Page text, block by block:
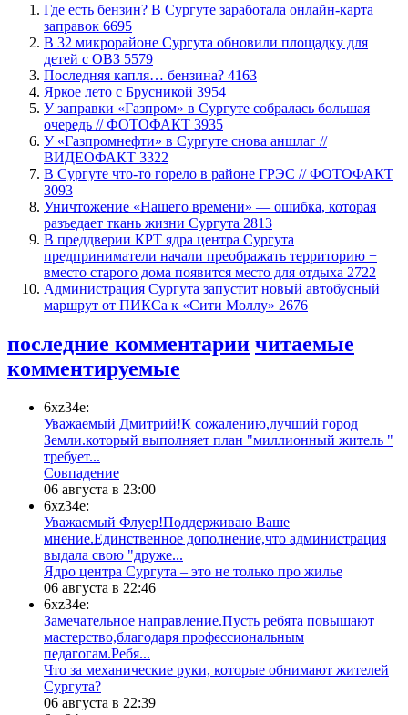
​Где есть бензин? В Сургуте заработала онлайн-карта
заправок 6695
В 32 микрорайоне Сургута обновили площадку для
детей с ОВЗ 5579
​Последняя капля… бензина? 4163
Яркое лето с Брусникой 3954
​У заправки «Газпром» в Сургуте собралась большая
очередь // ФОТОФАКТ 3935
У «Газпромнефти» в Сургуте снова аншлаг //
ВИДЕОФАКТ 3322
​В Сургуте что-то горело в районе ГРЭС // ФОТОФАКТ
3093
​Уничтожение «Нашего времени» — ошибка, которая
разъедает ткань жизни Сургута 2813
​В преддверии КРТ ядра центра Сургута
предприниматели начали преображать территорию −
вместо старого дома появится место для отдыха 2722
​Администрация Сургута запустит новый автобусный
маршрут от ПИКСа к «Сити Моллу» 2676
последние комментарии читаемые
комментируемые
6xz34e:
Уважаемый Дмитрий!К сожалению,лучший город
Земли.который выполняет план "миллионный житель "
требует...
​Совпадение
06 августа в 23:00
6xz34e:
Уважаемый Флуер!Поддерживаю Ваше
мнение.Единственное дополнение,что администрация
выдала свою "друже...
​Ядро центра Сургута ‒ это не только про жилье
06 августа в 22:46
6xz34e:
Замечательное направление.Пусть ребята повышают
мастерство,благодаря профессиональным
педагогам.Ребя...
​Что за механические руки, которые обнимают жителей
Сургута?
06 августа в 22:39